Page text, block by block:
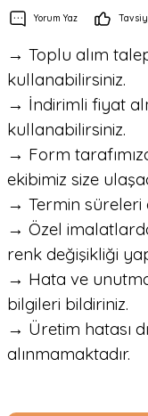
Yorum Yaz
→ Toplu alım
kullanabilirsiniz.
→ İndirimli fiyat
kullanabilirsiniz.
→ Form
ekibimiz size
→ Termin süreleri
→ Özel
renk değişikliği
→ Hata ve
bilgileri bildiriniz.
→ Üretim hatası
alınmamaktadır.